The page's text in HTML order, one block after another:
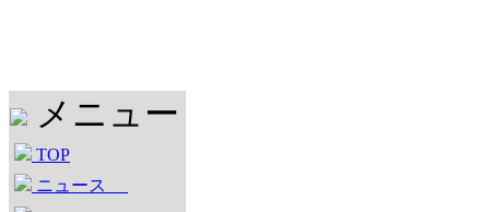
メニュー
TOP
ニュース